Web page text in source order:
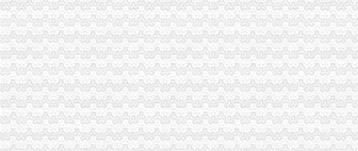
梁平局“四举措”1元注册公司切实维护蚕茧收购市场秩序
沙坪坝局重庆0元注册公司推行三类行政指导 在监管方式上实现新突破
经开区局推行“档案预约查询”一元注册公司流程新举措
市局在市直机关第九届“公仆杯”0元注册公司流程职工运动会登山比赛中荣获二
九龙坡区动产押登记呈现四大变化
綦江局一元注册公司三抓促进作风效能建设优化政务发展环境
市一元注册公司流程局积参与制定我市扩大对外开放总体规划
渝北局重庆免费注册公司三项措施做好保密管理工作
璧山局三举措扎实开展“限塑令”0元注册公司流程执行工作